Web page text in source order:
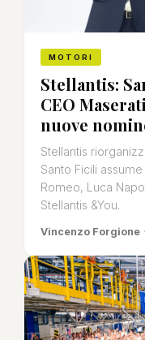
MOTORI
Stellantis:
CEO
nuove
Stellantis
Santo Ficili
Romeo, Luca
Stellantis &You.
Vincenzo Forgione